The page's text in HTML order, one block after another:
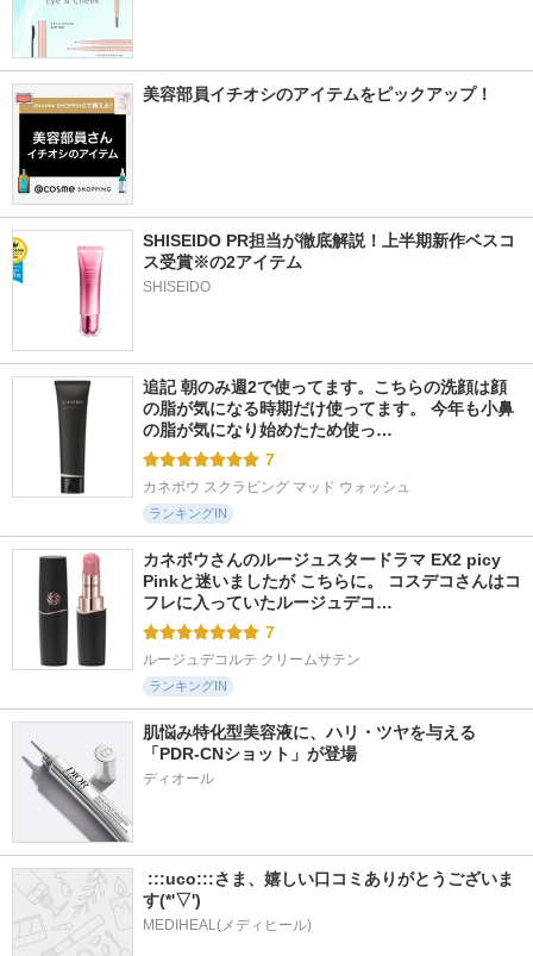
美容部員イチオシのアイテムをピックアップ！
SHISEIDO PR担当が徹底解説！上半期新作ベスコ
ス受賞※の2アイテム
SHISEIDO
追記 朝のみ週2で使ってます。こちらの洗顔は顔
の脂が気になる時期だけ使ってます。 今年も小鼻
の脂が気になり始めたため使っ…
7
カネボウ スクラビング マッド ウォッシュ
ランキングIN
カネボウさんのルージュスタードラマ EX2 picy
Pinkと迷いましたが こちらに。 コスデコさんはコ
フレに入っていたルージュデコ…
7
ルージュデコルテ クリームサテン
ランキングIN
肌悩み特化型美容液に、ハリ・ツヤを与える
「PDR-CNショット」が登場
:::uco:::さま、嬉しい口コミありがとうございま
す(*'▽')
MEDIHEAL(メディヒール)